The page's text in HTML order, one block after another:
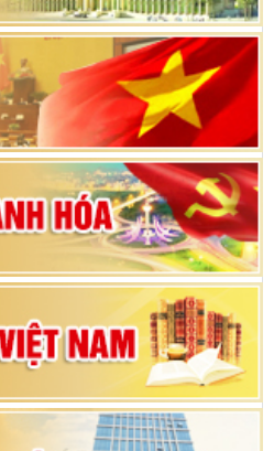
đại biểu HĐND các cấp nhiệm kỳ
hội Việt Nam: vì lợi ích Nhân dân,
của đất nước
nội dung Đại hội đại biểu
Hóa lần thứ XX, nhiệm kỳ
Đảng bộ xã Yên Thọ lần thứ I,
– 2030
xã Yên Ninh lần thứ nhất,
- 2030
bất thường lần thứ 9, Quốc